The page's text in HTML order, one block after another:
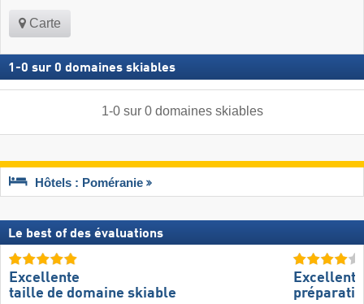
Carte
1 -0 sur 0 domaines skiables
1-0sur 0 domaines skiables
Hôtels : Poméranie
Le best of des évaluations
Excellente
taille de domaine skiable
Excellente